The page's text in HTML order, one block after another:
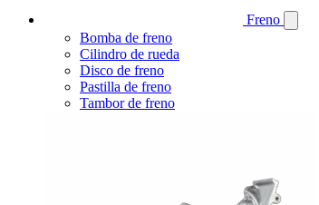
Freno
Bomba de freno
Cilindro de rueda
Disco de freno
Pastilla de freno
Tambor de freno